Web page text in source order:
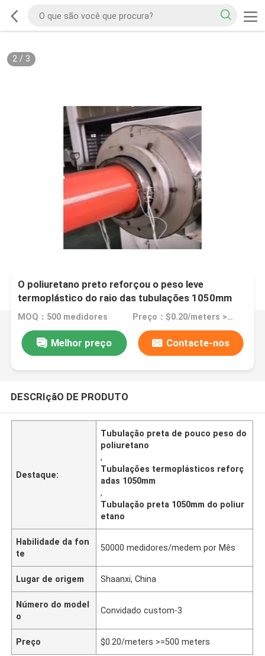
2/ 3
O poliuretano preto reforçou o peso leve
termoplástico do raio das tubulações 1050mm
MOQ：500 medidores Preço：$0.20/meters >=500 meters
Melhor preço Contacte-nos
DESCRIçãO DE PRODUTO
Destaque:
Tubulação preta de pouco peso do
poliuretano
,
Tubulações termoplásticos reforç
adas 1050mm
,
Tubulação preta 1050mm do poliur
etano
Habilidade da fon
te
50000 medidores/medem por Mês
Lugar de origem Shaanxi, China
Número do model
o
Convidado custom-3
Preço $0.20/meters >=500 meters